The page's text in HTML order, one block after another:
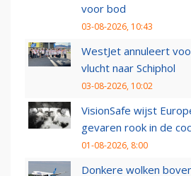
voor bod
03-08-2026, 10:43
WestJet annuleert
vlucht naar Schiphol
03-08-2026, 10:02
VisionSafe wijst
gevaren rook in de
01-08-2026, 8:00
Donkere wolken